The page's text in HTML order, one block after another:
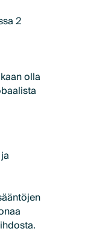
2
olla